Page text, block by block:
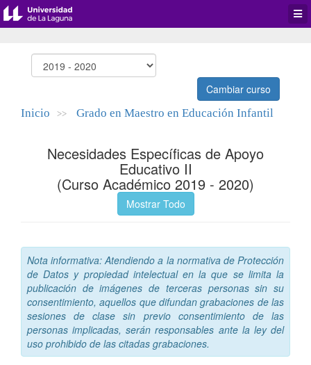
Cambiar curso
Inicio >> Grado en Maestro en Educación Infantil
Necesidades Específicas de Apoyo
Educativo II
(Curso Académico 2019 - 2020)
Mostrar Todo
Nota informativa: Atendiendo a la normativa de Protección
de Datos y propiedad intelectual en la que se limita la
publicación de imágenes de terceras personas sin su
consentimiento, aquellos que difundan grabaciones de las
sesiones de clase sin previo consentimiento de las
personas implicadas, serán responsables ante la ley del
uso prohibido de las citadas grabaciones.